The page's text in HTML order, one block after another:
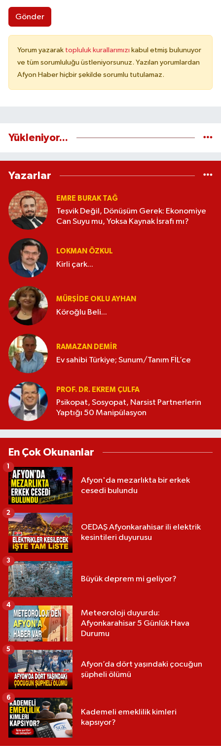
Gönder
Yorum yazarak topluluk kurallarımızı kabul etmiş bulunuyor
ve tüm sorumluluğu üstleniyorsunuz. Yazılan yorumlardan
Afyon Haber hiçbir şekilde sorumlu tutulamaz.
Yükleniyor...
Yazarlar
EMRE BURAK TAĞ
Teşvik Değil, Dönüşüm Gerek: Ekonomiye
Can Suyu mu, Yoksa Kaynak İsrafı mı?
LOKMAN ÖZKUL
Kirli çark...
MÜRŞIDE OKLU AYHAN
Köroğlu Beli...
RAMAZAN DEMİR
Ev sahibi Türkiye; Sunum/Tanım FİL’ce
PROF. DR. EKREM ÇULFA
Psikopat, Sosyopat, Narsist Partnerlerin
Yaptığı 50 Manipülasyon
En Çok Okunanlar
Afyon'da mezarlıkta bir erkek
cesedi bulundu
1
OEDAŞ Afyonkarahisar ili elektrik
kesintileri duyurusu
2
Büyük deprem mi geliyor?
3
Meteoroloji duyurdu:
Afyonkarahisar 5 Günlük Hava
Durumu
4
Afyon’da dört yaşındaki çocuğun
şüpheli ölümü
5
Kademeli emeklilik kimleri
kapsıyor?
6